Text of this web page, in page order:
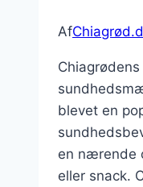
Af
blevet en
en nærende
eller snack.